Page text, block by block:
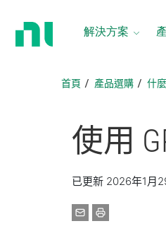
解決方案
首頁 產品選購 什
使用
已更新 2026年1月